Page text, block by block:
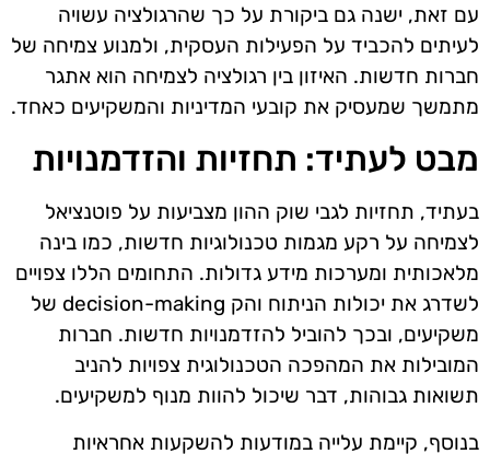
עם זאת, ישנה גם ביקורת על כך שהרגולציה עשויה
לעיתים להכביד על הפעילות העסקית, ולמנוע צמיחה של
חברות חדשות. האיזון בין רגולציה לצמיחה הוא אתגר
מתמשך שמעסיק את קובעי המדיניות והמשקיעים כאחד.
מבט לעתיד: תחזיות והזדמנויות
בעתיד, תחזיות לגבי שוק ההון מצביעות על פוטנציאל
לצמיחה על רקע מגמות טכנולוגיות חדשות, כמו בינה
מלאכותית ומערכות מידע גדולות. התחומים הללו צפויים
לשדרג את יכולות הניתוח והק decision-making של
משקיעים, ובכך להוביל להזדמנויות חדשות. חברות
המובילות את המהפכה הטכנולוגית צפויות להניב
תשואות גבוהות, דבר שיכול להוות מנוף למשקיעים.
בנוסף, קיימת עלייה במודעות להשקעות אחראיות